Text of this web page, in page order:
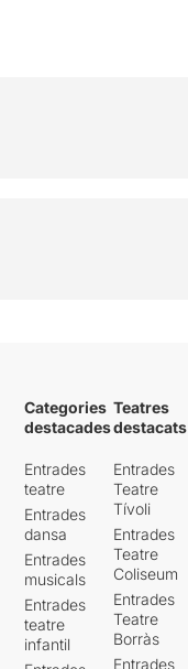
Categories
destacades
Entrades
teatre
Entrades
dansa
Entrades
musicals
Entrades
teatre
infantil
Teatres
destacats
Entrades
Teatre
Tívoli
Entrades
Teatre
Coliseum
Entrades
Teatre
Borràs
Entrades